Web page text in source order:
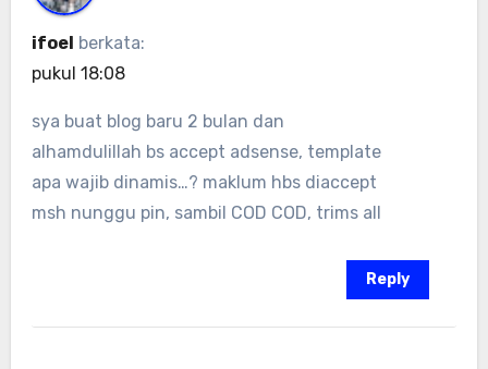
ifoel berkata:
pukul 18:08
sya buat blog baru 2 bulan dan
alhamdulillah bs accept adsense, template
apa wajib dinamis…? maklum hbs diaccept
msh nunggu pin, sambil COD COD, trims all
Reply